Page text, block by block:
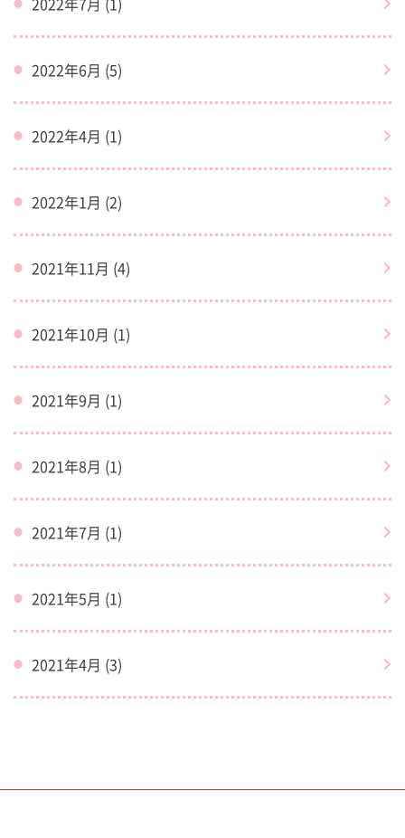
2022年6月 (5)
2022年4月 (1)
2022年1月 (2)
2021年11月 (4)
2021年10月 (1)
2021年9月 (1)
2021年8月 (1)
2021年7月 (1)
2021年5月 (1)
2021年4月 (3)